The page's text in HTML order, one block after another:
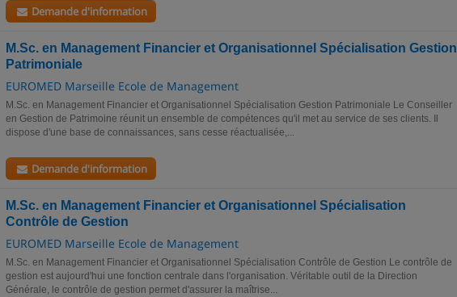
Demande d'information
M.Sc. en Management Financier et Organisationnel Spécialisation Gestion
Patrimoniale
EUROMED Marseille Ecole de Management
M.Sc. en Management Financier et Organisationnel Spécialisation Gestion Patrimoniale Le Conseiller
en Gestion de Patrimoine réunit un ensemble de compétences qu'il met au service de ses clients. Il
dispose d'une base de connaissances, sans cesse réactualisée,...
Demande d'information
M.Sc. en Management Financier et Organisationnel Spécialisation
Contrôle de Gestion
EUROMED Marseille Ecole de Management
M.Sc. en Management Financier et Organisationnel Spécialisation Contrôle de Gestion Le contrôle de
gestion est aujourd'hui une fonction centrale dans l'organisation. Véritable outil de la Direction
Générale, le contrôle de gestion permet d'assurer la maîtrise...